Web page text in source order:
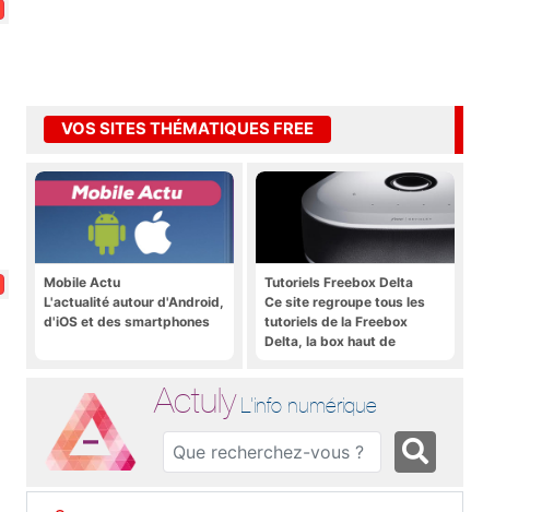
VOS SITES THÉMATIQUES FREE
Mobile Actu
L'actualité autour d'Android,
d'iOS et des smartphones
Tutoriels Freebox Delta
Ce site regroupe tous les
tutoriels de la Freebox
Delta, la box haut de
Actuly L'info numérique